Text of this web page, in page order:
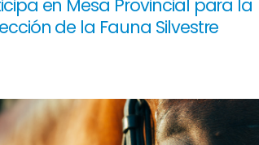
en Mesa Provincial para la
de la Fauna Silvestre